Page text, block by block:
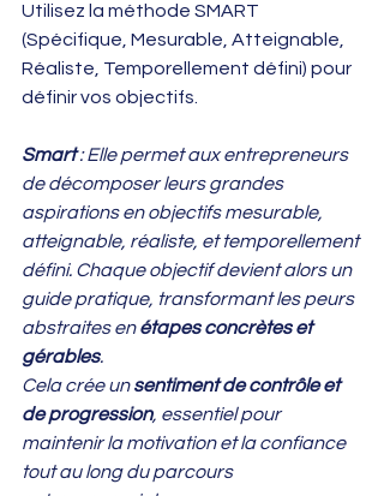
Utilisez la méthode SMART
(Spécifique, Mesurable, Atteignable,
Réaliste, Temporellement défini) pour
définir vos objectifs.
Smart : Elle permet aux entrepreneurs
de décomposer leurs grandes
aspirations en objectifs mesurable,
atteignable, réaliste, et temporellement
défini. Chaque objectif devient alors un
guide pratique, transformant les peurs
abstraites en étapes concrètes et
gérables.
Cela crée un sentiment de contrôle et
de progression, essentiel pour
maintenir la motivation et la confiance
tout au long du parcours